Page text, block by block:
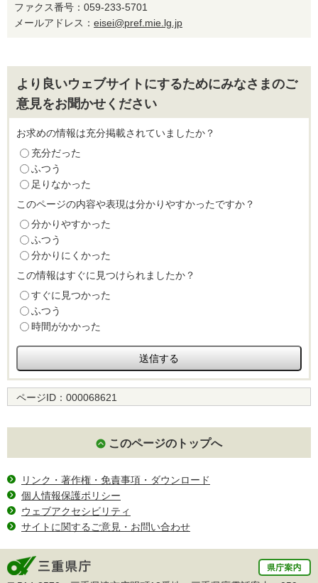
ファクス番号：059-233-5701
メールアドレス： eisei@pref.mie.lg.jp
より良いウェブサイトにするためにみなさまのご
意見をお聞かせください
お求めの情報は充分掲載されていましたか？
充分だった
ふつう
足りなかった
このページの内容や表現は分かりやすかったですか？
分かりやすかった
ふつう
分かりにくかった
この情報はすぐに見つけられましたか？
すぐに見つかった
ふつう
時間がかかった
ページID： 000068621
このページのトップへ
リンク・著作権・免責事項・ダウンロード
個人情報保護ポリシー
ウェブアクセシビリティ
サイトに関するご意見・お問い合わせ